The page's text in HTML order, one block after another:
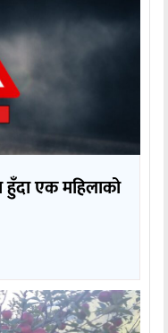
हुँदा एक महिलाको